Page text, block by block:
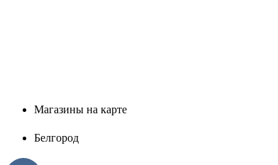
Магазины на карте
Белгород